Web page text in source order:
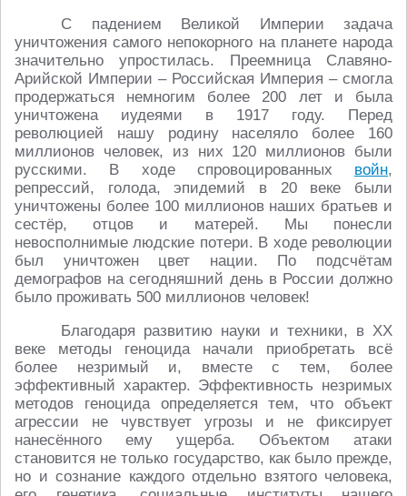
С падением Великой Империи задача
уничтожения самого непокорного на планете народа
значительно упростилась. Преемница Славяно-
Арийской Империи – Российская Империя – смогла
продержаться немногим более 200 лет и была
уничтожена иудеями в 1917 году. Перед
революцией нашу родину населяло более 160
миллионов человек, из них 120 миллионов были
русскими. В ходе спровоцированных войн,
репрессий, голода, эпидемий в 20 веке были
уничтожены более 100 миллионов наших братьев и
сестёр, отцов и матерей. Мы понесли
невосполнимые людские потери. В ходе революции
был уничтожен цвет нации. По подсчётам
демографов на сегодняшний день в России должно
было проживать 500 миллионов человек!
Благодаря развитию науки и техники, в ХХ
веке методы геноцида начали приобретать всё
более незримый и, вместе с тем, более
эффективный характер. Эффективность незримых
методов геноцида определяется тем, что объект
агрессии не чувствует угрозы и не фиксирует
нанесённого ему ущерба. Объектом атаки
становится не только государство, как было прежде,
но и сознание каждого отдельно взятого человека,